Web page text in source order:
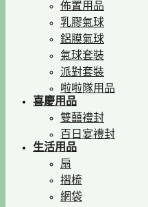
佈置用品
乳膠氣球
鋁膜氣球
氣球套裝
派對套裝
啦啦隊用品
喜慶用品
雙囍禮封
百日宴禮封
生活用品
扇
摺梳
網袋